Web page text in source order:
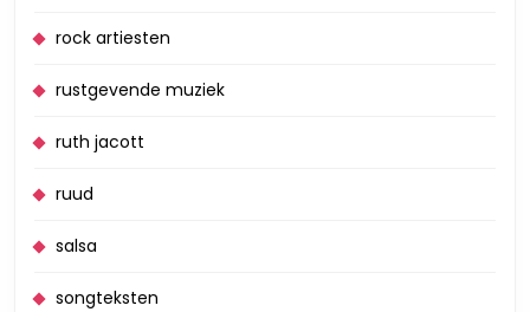
rock artiesten
rustgevende muziek
ruth jacott
ruud
salsa
songteksten